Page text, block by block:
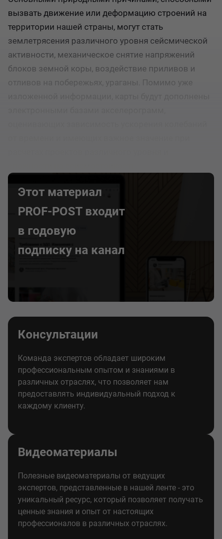
вызвать движение или деформацию строений на
территории нашей страны, могут стать
землетрясения различного уровня сейсмической
активности, механическое снятие напряжений
блоков земной коры, воздействие приливов и
отливов на побережьях, ураганы. Помимо уже
Этот материал
PROF-POST входит
в годовую
подписку на канал
Консультации
Команда экспертов обладает широким
профессиональным опытом и знаниями в
различных отраслях, что позволяет нам
предоставлять индивидуальный подход к
каждому клиенту.
Видеоматериалы
Полезные видеоматериалы от ведущих
экспертов, представленные в нашей ленте - это
уникальный ресурс, который позволяет получать
ценные знания и опыт от настоящих
профессионалов в различных отраслях.